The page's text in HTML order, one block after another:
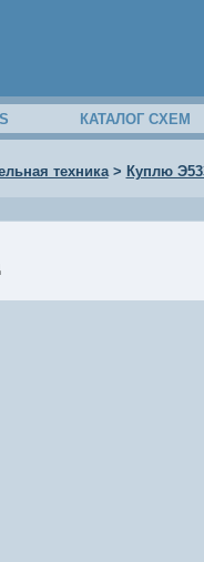
КАТАЛОГ СХЕМ
техника> Куплю